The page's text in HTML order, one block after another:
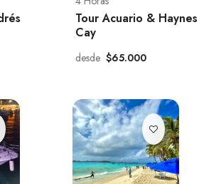
Tour Acuario & Haynes
Cay
desde $65.000